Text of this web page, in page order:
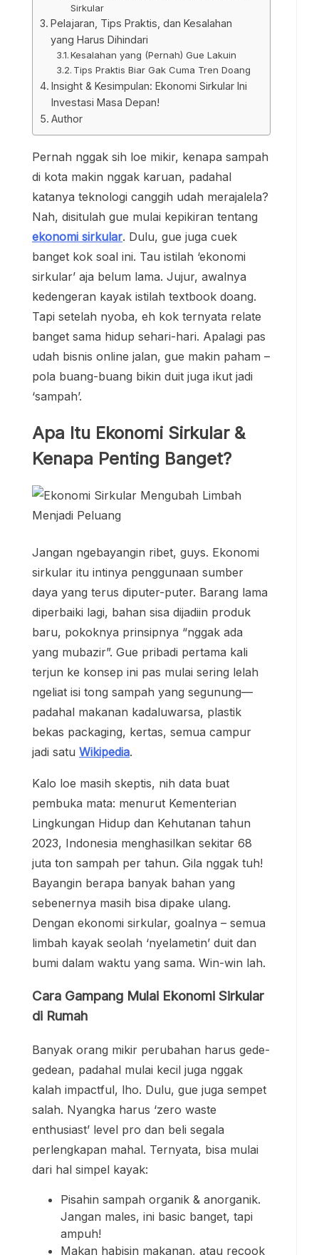
Sirkular
Pelajaran, Tips Praktis, dan Kesalahan
yang Harus Dihindari
Kesalahan yang (Pernah) Gue Lakuin
Tips Praktis Biar Gak Cuma Tren Doang
Insight & Kesimpulan: Ekonomi Sirkular Ini
Investasi Masa Depan!
Author
Pernah nggak sih loe mikir, kenapa sampah
di kota makin nggak karuan, padahal
katanya teknologi canggih udah merajalela?
Nah, disitulah gue mulai kepikiran tentang
ekonomi sirkular. Dulu, gue juga cuek
banget kok soal ini. Tau istilah ‘ekonomi
sirkular’ aja belum lama. Jujur, awalnya
kedengeran kayak istilah textbook doang.
Tapi setelah nyoba, eh kok ternyata relate
banget sama hidup sehari-hari. Apalagi pas
udah bisnis online jalan, gue makin paham –
pola buang-buang bikin duit juga ikut jadi
‘sampah’.
Apa Itu Ekonomi Sirkular &
Kenapa Penting Banget?
Jangan ngebayangin ribet, guys. Ekonomi
sirkular itu intinya penggunaan sumber
daya yang terus diputer-puter. Barang lama
diperbaiki lagi, bahan sisa dijadiin produk
baru, pokoknya prinsipnya “nggak ada
yang mubazir”. Gue pribadi pertama kali
terjun ke konsep ini pas mulai sering lelah
ngeliat isi tong sampah yang segunung—
padahal makanan kadaluwarsa, plastik
bekas packaging, kertas, semua campur
jadi satu Wikipedia.
Kalo loe masih skeptis, nih data buat
pembuka mata: menurut Kementerian
Lingkungan Hidup dan Kehutanan tahun
2023, Indonesia menghasilkan sekitar 68
juta ton sampah per tahun. Gila nggak tuh!
Bayangin berapa banyak bahan yang
sebenernya masih bisa dipake ulang.
Dengan ekonomi sirkular, goalnya – semua
limbah kayak seolah ‘nyelametin’ duit dan
bumi dalam waktu yang sama. Win-win lah.
Cara Gampang Mulai Ekonomi Sirkular
di Rumah
Banyak orang mikir perubahan harus gede-
gedean, padahal mulai kecil juga nggak
kalah impactful, lho. Dulu, gue juga sempet
salah. Nyangka harus ‘zero waste
enthusiast’ level pro dan beli segala
perlengkapan mahal. Ternyata, bisa mulai
dari hal simpel kayak:
Pisahin sampah organik & anorganik.
Jangan males, ini basic banget, tapi
ampuh!
Makan habisin makanan, atau recook